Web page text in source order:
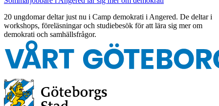
20 ungdomar deltar just nu i Camp demokrati i Angered. De deltar i
workshops, föreläsningar och studiebesök för att lära sig mer om
demokrati och samhällsfrågor.